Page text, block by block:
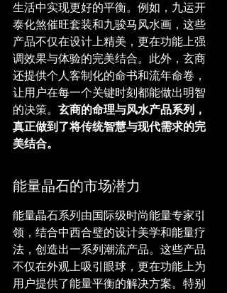
生活中实现更好的平衡。例如，九运开
泰化煞催旺套装和九骏马风水画，这些
产品不仅在设计上精美，更在功能上强
调效果与体验的完美结合。此外，玄商
还提供个人客制化的命书和流年命卷，
让用户在每一个关键时刻都能做出明智
的决策。 玄商的命理与风水产品系列，
真正做到了将传统智慧与现代需求的完
美结合。
能量晶石的市场潜力
能量晶石系列由国际级时尚能量专家引
领，结合中西合璧的设计美学和能量疗
法，创造出一系列潮流产品。这些产品
不仅在外观上吸引眼球，更在功能上为
用户提供了能量平衡的解决方案。特别